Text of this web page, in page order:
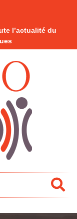
l’actualité du